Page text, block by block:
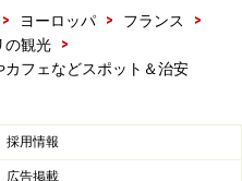
> ヨーロッパ > フランス
>
の観光
>
フェなどスポット＆治安
採用情報
広告掲載